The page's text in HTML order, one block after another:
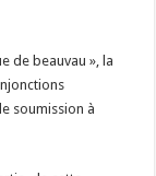
de beauvau », la
soumission à